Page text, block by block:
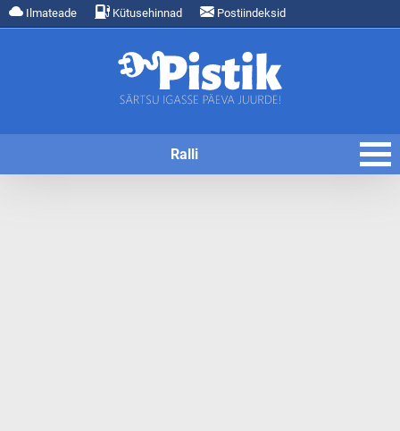
Ilmateade Kütusehinnad Postiindeksid
Ralli